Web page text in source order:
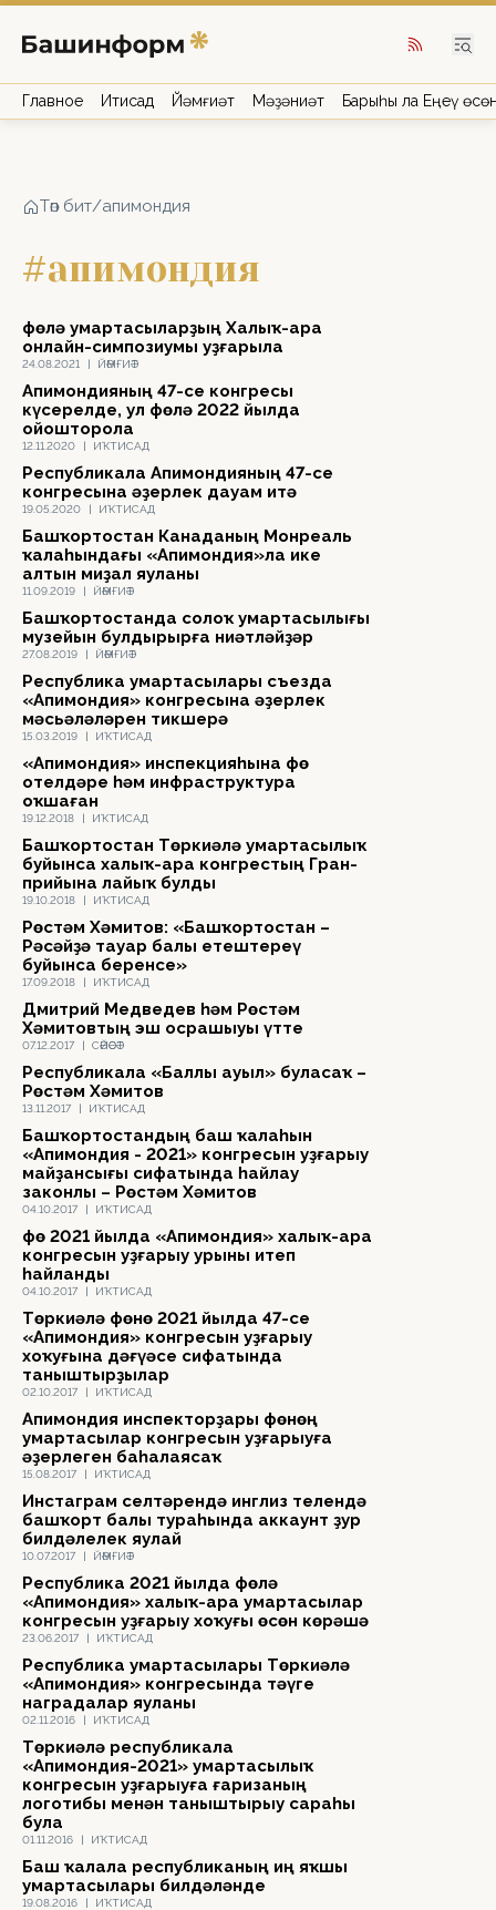
Главное Иҡтисад Йәмғиәт Мәҙәниәт Барыһы ла Еңеү
Төп бит/апимондия
#апимондия
24.08.2021 | ЙӘМҒИӘТ
Өфөлә умартасыларҙың Халыҡ-ара
онлайн-симпозиумы уҙғарыла
12.11.2020 | ИҠТИСАД
Апимондияның 47-се конгресы
күсерелде, ул Өфөлә 2022 йылда
ойошторола
19.05.2020 | ИҠТИСАД
Республикала Апимондияның 47-се
конгресына әҙерлек дауам итә
11.09.2019 | ЙӘМҒИӘТ
Башҡортостан Канаданың Монреаль
ҡалаһындағы «Апимондия»ла ике
алтын миҙал яуланы
27.08.2019 | ЙӘМҒИӘТ
Башҡортостанда солоҡ умартасылығы
музейын булдырырға ниәтләйҙәр
15.03.2019 | ИҠТИСАД
Республика умартасылары съезда
«Апимондия» конгресына әҙерлек
мәсьәләләрен тикшерә
19.12.2018 | ИҠТИСАД
«Апимондия» инспекцияһына Өфө
отелдәре һәм инфраструктура
оҡшаған
19.10.2018 | ИҠТИСАД
Башҡортостан Төркиәлә умартасылыҡ
буйынса халыҡ-ара конгрестың Гран-
прийына лайыҡ булды
17.09.2018 | ИҠТИСАД
Рөстәм Хәмитов: «Башҡортостан –
Рәсәйҙә тауар балы етештереү
буйынса беренсе»
07.12.2017 | СӘЙӘСӘТ
Дмитрий Медведев һәм Рөстәм
Хәмитовтың эш осрашыуы үтте
13.11.2017 | ИҠТИСАД
Республикала «Баллы ауыл» буласаҡ –
Рөстәм Хәмитов
04.10.2017 | ИҠТИСАД
Башҡортостандың баш ҡалаһын
«Апимондия - 2021» конгресын уҙғарыу
майҙансығы сифатында һайлау
законлы – Рөстәм Хәмитов
04.10.2017 | ИҠТИСАД
Өфө 2021 йылда «Апимондия» халыҡ-ара
конгресын уҙғарыу урыны итеп
һайланды
02.10.2017 | ИҠТИСАД
Төркиәлә Өфөнө 2021 йылда 47-се
«Апимондия» конгресын уҙғарыу
хоҡуғына дәғүәсе сифатында
таныштырҙылар
15.08.2017 | ИҠТИСАД
Апимондия инспекторҙары Өфөнөң
умартасылар конгресын уҙғарыуға
әҙерлеген баһалаясаҡ
10.07.2017 | ЙӘМҒИӘТ
Инстаграм селтәрендә инглиз телендә
башҡорт балы тураһында аккаунт ҙур
билдәлелек яулай
23.06.2017 | ИҠТИСАД
Республика 2021 йылда Өфөлә
«Апимондия» халыҡ-ара умартасылар
конгресын уҙғарыу хоҡуғы өсөн көрәшә
02.11.2016 | ИҠТИСАД
Республика умартасылары Төркиәлә
«Апимондия» конгресында тәүге
наградалар яуланы
01.11.2016 | ИҠТИСАД
Төркиәлә республикала
«Апимондия-2021» умартасылыҡ
конгресын уҙғарыуға ғаризаның
логотибы менән таныштырыу сараһы
була
19.08.2016 | ИҠТИСАД
Баш ҡалала республиканың иң яҡшы
умартасылары билдәләнде